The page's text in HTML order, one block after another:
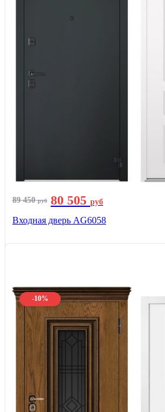
89 450руб 80 505 руб
Входная дверь AG6058
-10%